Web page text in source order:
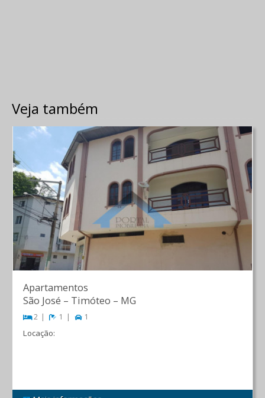
Veja também
Apartamentos
São José – Timóteo – MG
2 1 1
Locação: